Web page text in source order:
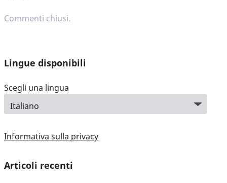
Commenti chiusi.
Lingue disponibili
Scegli una lingua
Informativa sulla privacy
Articoli recenti